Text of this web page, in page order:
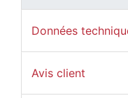
Données
Avis client